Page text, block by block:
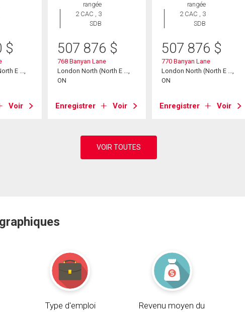
$
E ...,
Voir
rangée
2 CAC , 3
SDB
507 876 $
768 Banyan Lane
London North (North E ...,
ON
Enregistrer Voir
rangée
2 CAC , 3
SDB
507 876 $
770 Banyan Lane
London North (North E ...,
ON
Enregistrer Voir
Type d'emploi
Revenu moyen du